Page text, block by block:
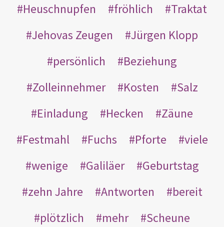
Heuschnupfen
fröhlich
Traktat
Jehovas Zeugen
Jürgen Klopp
persönlich
Beziehung
Zolleinnehmer
Kosten
Salz
Einladung
Hecken
Zäune
Festmahl
Fuchs Pforte
viele
wenige
Galiläer
Geburtstag
zehn Jahre
Antworten
bereit
plötzlich
mehr Scheune